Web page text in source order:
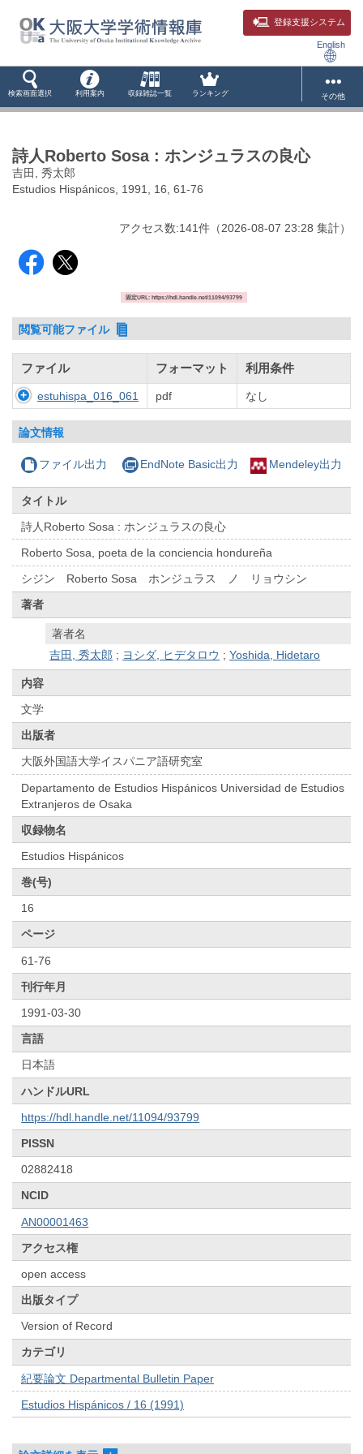
登録支援システム
English
検索画面選択 利用案内 収録雑誌一覧 ランキング その他
詩人Roberto Sosa : ホンジュラスの良心
吉田, 秀太郎
Estudios Hispánicos, 1991, 16, 61-76
アクセス数:141件 （2026-08-07 23:28 集計）
固定URL: https://hdl.handle.net/11094/93799
閲覧可能ファイル
ファイル フォーマット 利用条件
estuhispa_016_061 pdf なし
論文情報
ファイル出力 EndNote Basic出力 Mendeley出力
タイトル
詩人Roberto Sosa : ホンジュラスの良心
Roberto Sosa, poeta de la conciencia hondureña
シジン Roberto Sosa ホンジュラス ノ リョウシン
著者
著者名
吉田, 秀太郎 ; ヨシダ, ヒデタロウ ;Yoshida, Hidetaro
内容
文学
出版者
大阪外国語大学イスパニア語研究室
Departamento de Estudios Hispánicos Universidad de Estudios
Extranjeros de Osaka
収録物名
Estudios Hispánicos
巻(号)
16
ページ
61-76
刊行年月
1991-03-30
言語
日本語
ハンドルURL
https://hdl.handle.net/11094/93799
PISSN
02882418
NCID
AN00001463
アクセス権
open access
出版タイプ
Version of Record
カテゴリ
紀要論文 Departmental Bulletin Paper
Estudios Hispánicos / 16 (1991)